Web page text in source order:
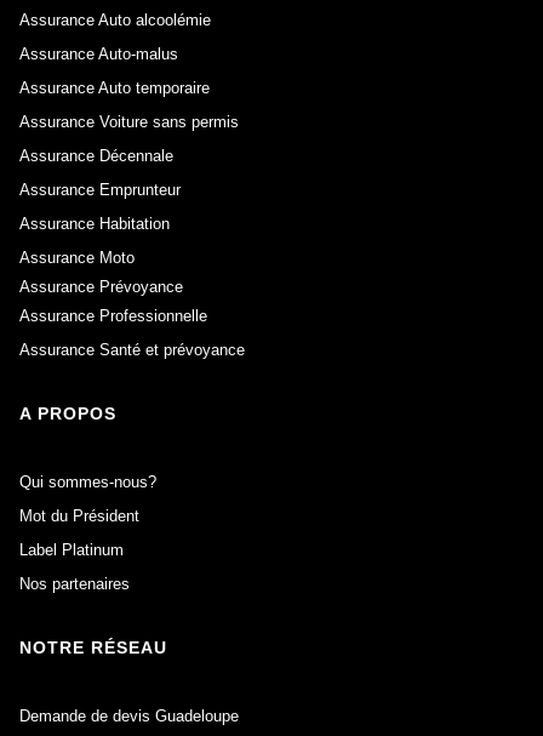
Assurance Auto alcoolémie
Assurance Auto-malus
Assurance Auto temporaire
Assurance Voiture sans permis
Assurance Décennale
Assurance Emprunteur
Assurance Habitation
Assurance Moto
Assurance Prévoyance
Assurance Professionnelle
Assurance Santé et prévoyance
A PROPOS
Qui sommes-nous?
Mot du Président
Label Platinum
Nos partenaires
NOTRE RÉSEAU
Demande de devis Guadeloupe